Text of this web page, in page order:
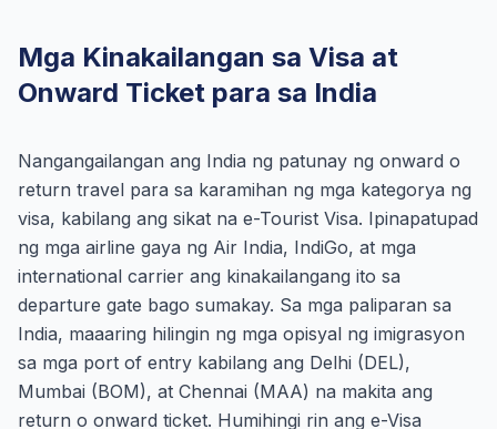
Mga Kinakailangan sa Visa at
Onward Ticket para sa India
Nangangailangan ang India ng patunay ng onward o
return travel para sa karamihan ng mga kategorya ng
visa, kabilang ang sikat na e-Tourist Visa. Ipinapatupad
ng mga airline gaya ng Air India, IndiGo, at mga
international carrier ang kinakailangang ito sa
departure gate bago sumakay. Sa mga paliparan sa
India, maaaring hilingin ng mga opisyal ng imigrasyon
sa mga port of entry kabilang ang Delhi (DEL),
Mumbai (BOM), at Chennai (MAA) na makita ang
return o onward ticket. Humihingi rin ang e-Visa